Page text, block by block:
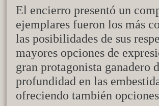
El encierro presentó un
ejemplares fueron los más
las posibilidades de sus
mayores opciones de
gran protagonista ganadero
profundidad en las
ofreciendo también